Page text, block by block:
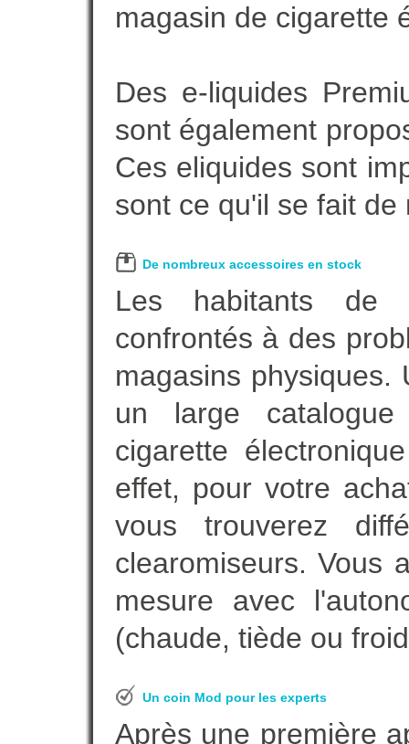
magasin de cigarette
Des e-liquides
sont également
Ces eliquides sont
sont ce qu'il se fait
De nombreux accessoires en stock
Les habitants de
confrontés à des
magasins
un large catalogue
cigarette
effet, pour votre
vous trouverez
clearomiseurs. Vous
mesure avec
(chaude, tiède ou
Un coin Mod pour les experts
Après une première